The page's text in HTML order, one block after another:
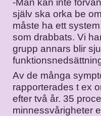
-Man kan inte
själv ska orka be
måste ha ett
som drabbats. Vi
grupp annars blir
Av de många
rapporterades t ex
efter två år. 35
minnessvårigheter